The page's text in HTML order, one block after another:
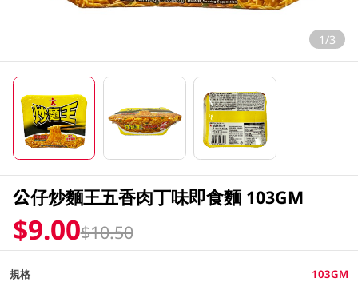
1/3
公仔炒麵王五香肉丁味即食麵 103GM
$9.00$10.50
規格 103GM